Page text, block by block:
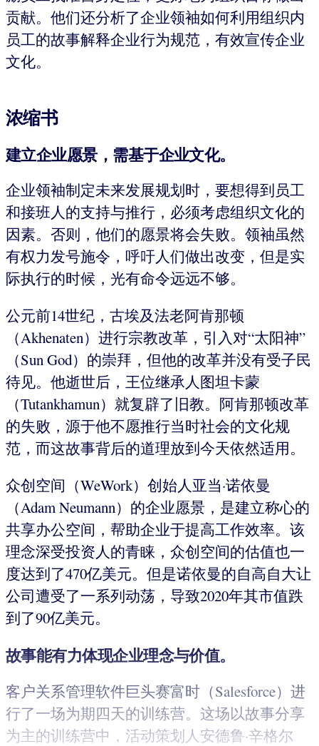
贡献。他们还分析了企业领袖如何利用组织内
员工的故事解释企业行为规范，有效宣传企业
文化。
浓缩书
建立企业愿景，需基于企业文化。
企业领袖制定未来发展规划时，要想得到员工
和接班人的支持与推行，必须考虑组织文化的
因素。否则，他们的愿景将会失败。领袖虽然
有权力发号施令，呼吁人们做出改变，但是实
际执行的时候，光有命令远远不够。
公元前14世纪，古埃及法老阿肯那顿
（Akhenaten）进行宗教改革，引入对“太阳神”
（Sun God）的崇拜，但他的改革并没有受子民
待见。他逝世后，王位继承人图坦卡蒙
（Tutankhamun）就复辟了旧教。阿肯那顿改革
的失败，源于他不愿推行当时社会的文化规
范，而这故事背后的道理放到今天依然适用。
众创空间（WeWork）创始人亚当·诺依曼
（Adam Neumann）的企业愿景，是建立称心的
共享办公空间，帮助企业于提高工作效率。该
理念深受投资人的青睐，众创空间的估值也一
度达到了470亿美元。但是诺依曼的自高自大让
公司遭受了一系列动荡，导致2020年其市值跌
到了90亿美元。
故事能有力体现企业理念与价值。
客户关系管理软件巨头赛富时（Salesforce）进
行了一场为期四天的训练营。这场以故事分享
为主的训练营中，活动策划人安德鲁·辛格尔